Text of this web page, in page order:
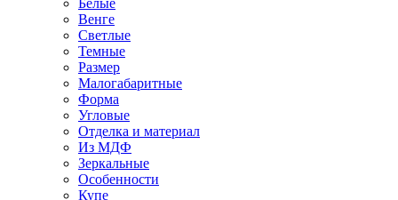
Белые
Венге
Светлые
Темные
Размер
Малогабаритные
Форма
Угловые
Отделка и материал
Из МДФ
Зеркальные
Особенности
Купе